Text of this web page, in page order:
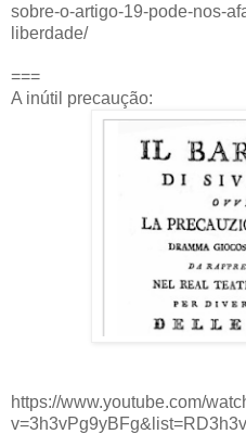
sobre-o-artigo-19-pode-nos-
liberdade/
===
A inútil precaução:
https://www.youtube.com/